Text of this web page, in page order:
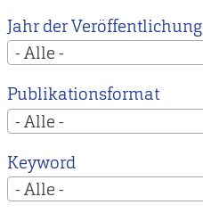
Jahr der Veröffentlichung
- Alle -
Publikationsformat
- Alle -
Keyword
- Alle -